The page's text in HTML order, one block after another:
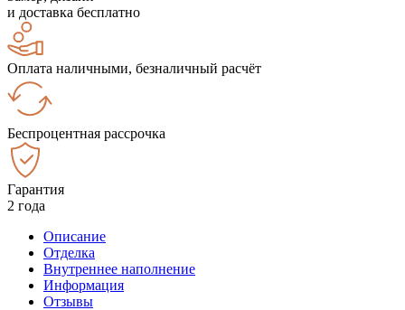
и доставка бесплатно
Оплата наличными, безналичный расчёт
Беспроцентная рассрочка
Гарантия
2 года
Описание
Отделка
Внутреннее наполнение
Информация
Отзывы